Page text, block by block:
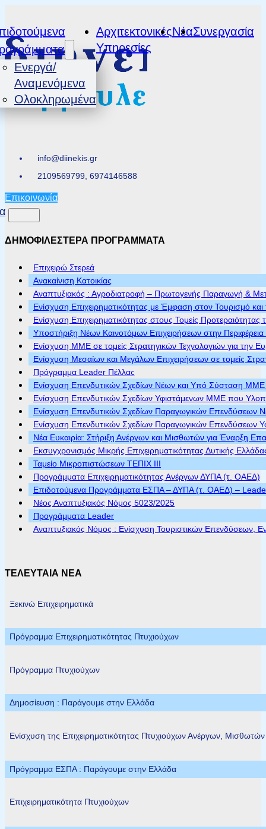
info@diinekis.gr
2109569799, 6974146588
Επικοινωνία
Ενεργά/
Αναμενόμενα
Ολοκληρωμένα
Αρχιτεκτονικές
Υπηρεσίες
ΝέαΣυνεργασία
ΔΗΜΟΦΙΛΕΣΤΕΡΑ ΠΡΟΓΡΑΜΜΑΤΑ
Επιχειρώ Στερεά
Ανακαίνιση Κατοικίας
Αναπτυξιακός : Αγροδιατροφή – Πρωτογενής Παραγωγή &
Ενίσχυση Επιχειρηματικότητας με Έμφαση στον Τουρισμό
Ενίσχυση Επιχειρηματικότητας στους Τομείς Προτεραιότητας
Υποστήριξη Νέων Καινοτόμων Επιχειρήσεων στην
Ενίσχυση ΜΜΕ σε τομείς Στρατηγικών Τεχνολογιών για την
Ενίσχυση Μεσαίων και Μεγάλων Επιχειρήσεων σε τομείς
Πρόγραμμα Leader Πέλλας
Ενίσχυση Επενδυτικών Σχεδίων Νέων και Υπό Σύσταση ΜΜΕ
Ενίσχυση Επενδυτικών Σχεδίων Υφιστάμενων ΜΜΕ που
Ενίσχυση Επενδυτικών Σχεδίων Παραγωγικών Επενδύσεων
Ενίσχυση Επενδυτικών Σχεδίων Παραγωγικών Επενδύσεων
Νέα Ευκαιρία: Στήριξη Ανέργων και Μισθωτών για Έναρξη
Εκσυγχρονισμός Μικρής Επιχειρηματικότητας Δυτικής
Ταμείο Μικροπιστώσεων ΤΕΠΙΧ ΙΙΙ
Προγράμματα Επιχειρηματικότητας Ανέργων ΔΥΠΑ (τ. ΟΑΕΔ)
Επιδοτούμενα Προγράμματα ΕΣΠΑ – ΔΥΠΑ (τ. ΟΑΕΔ) – Leader
Νέος Αναπτυξιακός Νόμος 5023/2025
Προγράμματα Leader
Αναπτυξιακός Νόμος : Ενίσχυση Τουριστικών Επενδύσεων,
ΤΕΛΕΥΤΑΙΑ ΝΕΑ
Ξεκινώ Επιχειρηματικά
Πρόγραμμα Επιχειρηματικότητας Πτυχιούχων
Πρόγραμμα Πτυχιούχων
Δημοσίευση : Παράγουμε στην Ελλάδα
Ενίσχυση της Επιχειρηματικότητας Πτυχιούχων Ανέργων,
Πρόγραμμα ΕΣΠΑ : Παράγουμε στην Ελλάδα
Επιχειρηματικότητα Πτυχιούχων